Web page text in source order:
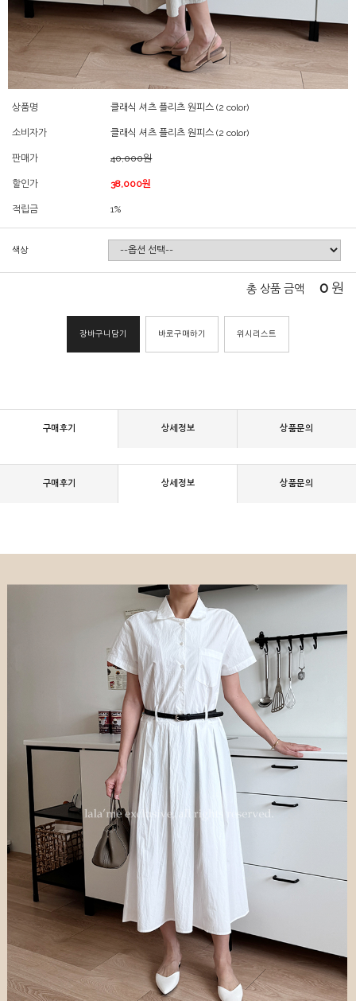
상품명 클래식 셔츠 플리츠 원피스 (2 color)
소비자가 클래식 셔츠 플리츠 원피스 (2 color)
판매가 40,000원
할인가 38,000원
적립금 1%
색상
총 상품 금액 0 원
장바구니담기 바로구매하기 위시리스트
구매후기 상세정보 상품문의
구매후기 상세정보 상품문의